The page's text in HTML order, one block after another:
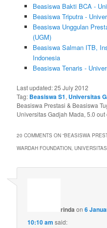
Beasiswa Bakti BCA -
Beasiswa Triputra -
Beasiswa Unggulan
(UGM)
Beasiswa Salman ITB,
Indonesia
Beasiswa Tenaris -
Last updated:25 July 2012
Tag: Beasiswa S1, Universitas
Beasiswa Prestasi & Beasiswa
Universitas Gadjah Mada,5.0
20 COMMENTS ON “BEASISWA
WARDAH FOUNDATION,
rinda on6
10:10 am said: